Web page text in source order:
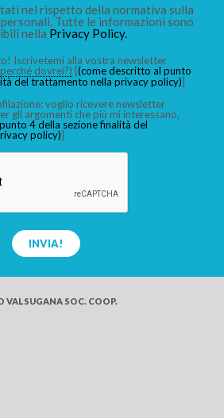
CERCA
nel rispetto della normativa sulla
Tutte le informazioni sono
nella Privacy Policy.
Iscrivetemi alla vostra newsletter
dovrei?) [(come descritto al punto
del trattamento nella privacy policy)]
voglio ricevere newsletter
gli argomenti che più mi interessano,
4 della sezione finalità del
policy)]
INVIA!
VALSUGANA SOC. COOP.